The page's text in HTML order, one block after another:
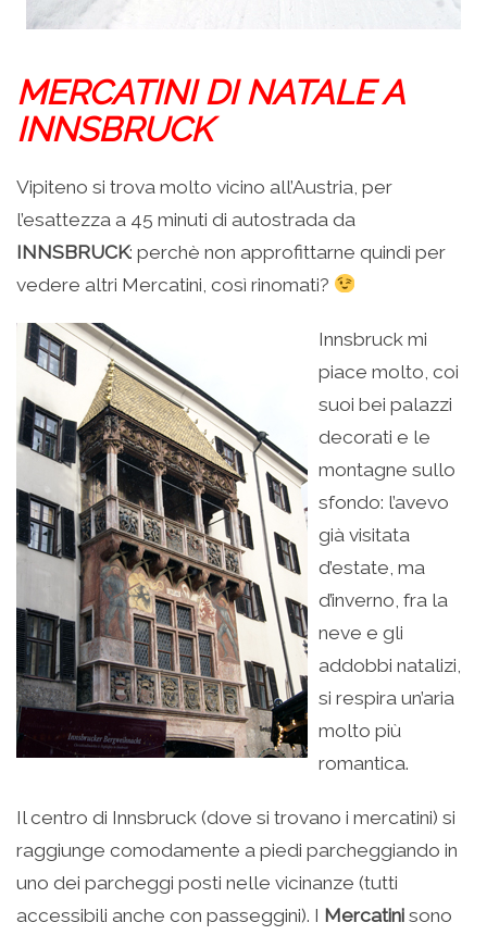
MERCATINI DI NATALE A
INNSBRUCK
Vipiteno si trova molto vicino all’Austria, per
l’esattezza a 45 minuti di autostrada da
INNSBRUCK: perchè non approfittarne quindi per
vedere altri Mercatini, così rinomati?
Innsbruck mi
piace molto, coi
suoi bei palazzi
decorati e le
montagne sullo
sfondo: l’avevo
già visitata
d’estate, ma
d’inverno, fra la
neve e gli
addobbi natalizi,
si respira un’aria
molto più
romantica.
Il centro di Innsbruck (dove si trovano i mercatini) si
raggiunge comodamente a piedi parcheggiando in
uno dei parcheggi posti nelle vicinanze (tutti
accessibili anche con passeggini). I Mercatini sono